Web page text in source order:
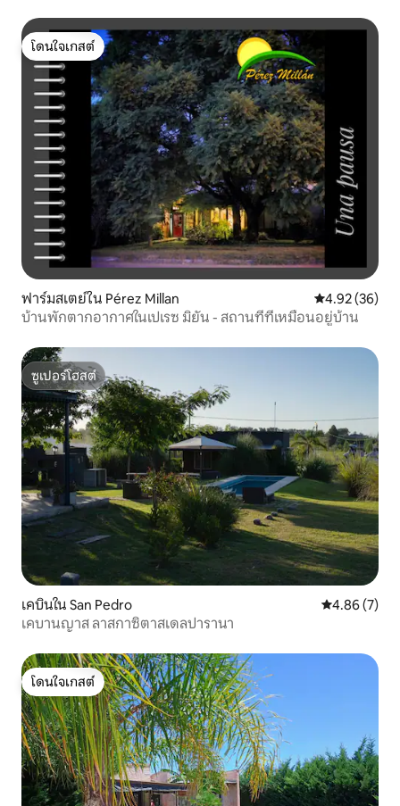
โดนใจเกสต์
โดนใจเกสต์
ฟาร์มสเตย์ใน Pérez Millan คะแนนเฉลี่ย
4.92 (36)
บ้านพักตากอากาศในเปเรซ มิยัน - สถานที่ที่เหมือนอยู่บ้าน
ซูเปอร์โฮสต์
ซูเปอร์โฮสต์
เคบินใน San Pedro คะแนนเฉลี่ย
4.86 (7)
เคบานญาส ลาสกาซิตาสเดลปารานา
โดนใจเกสต์
โดนใจเกสต์